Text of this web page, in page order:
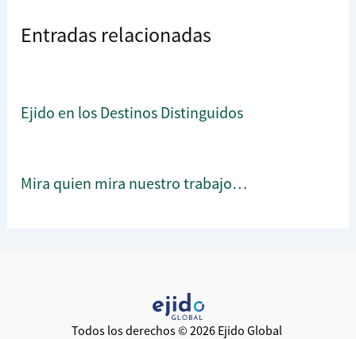
Entradas relacionadas
Ejido en los Destinos Distinguidos
Mira quien mira nuestro trabajo…
Todos los derechos © 2026 Ejido Global